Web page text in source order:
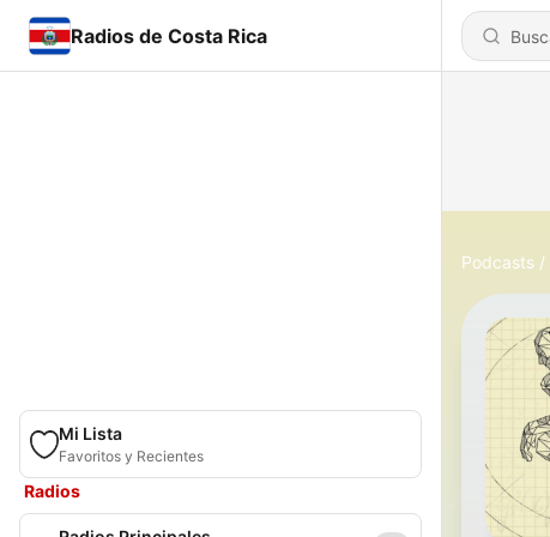
Radios de Costa Rica
Mi Lista
Favoritos y Recientes
Radios
Podcasts